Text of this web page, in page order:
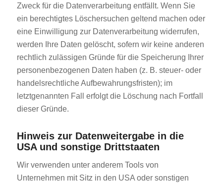
Zweck für die Datenverarbeitung entfällt. Wenn Sie
ein berechtigtes Löschersuchen geltend machen oder
eine Einwilligung zur Datenverarbeitung widerrufen,
werden Ihre Daten gelöscht, sofern wir keine anderen
rechtlich zulässigen Gründe für die Speicherung Ihrer
personenbezogenen Daten haben (z. B. steuer- oder
handelsrechtliche Aufbewahrungsfristen); im
letztgenannten Fall erfolgt die Löschung nach Fortfall
dieser Gründe.
Hinweis zur Datenweitergabe in die
USA und sonstige Drittstaaten
Wir verwenden unter anderem Tools von
Unternehmen mit Sitz in den USA oder sonstigen